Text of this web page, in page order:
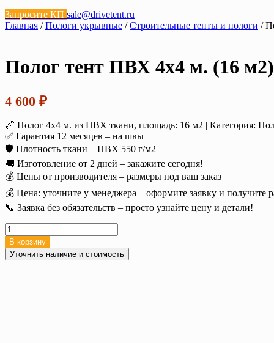
Запросите КП sale@drivetent.ru
Главная /Пологи укрывные /Строительные тенты и пологи /
Полог тент ПВХ 4х4 м. (16
4 600 ₽
📏 Полог 4х4 м. из ПВХ ткани, площадь: 16 м2 | Категория:
✅ Гарантия 12 месяцев – на швы
🛡️ Плотность ткани – ПВХ 550 г/м2
🚚 Изготовление от 2 дней – закажите сегодня!
💰 Цены от производителя – размеры под ваш заказ
💰 Цена: уточните у менеджера – оформите заявку и получите
📞 Заявка без обязательств – просто узнайте цену и детали!
Количество
товара
Полог
тент
В корзину
Уточнить наличие и стоимость